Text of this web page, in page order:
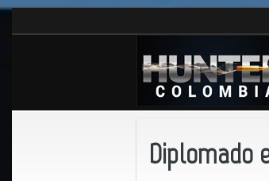
Diplomado